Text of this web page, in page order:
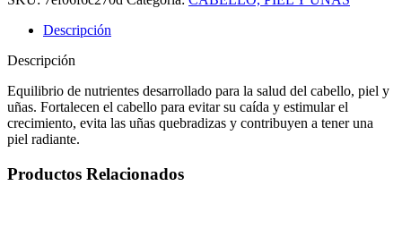
Descripción
Descripción
Equilibrio de nutrientes desarrollado para la salud del cabello, piel y
uñas. Fortalecen el cabello para evitar su caída y estimular el
crecimiento, evita las uñas quebradizas y contribuyen a tener una
piel radiante.
Productos Relacionados